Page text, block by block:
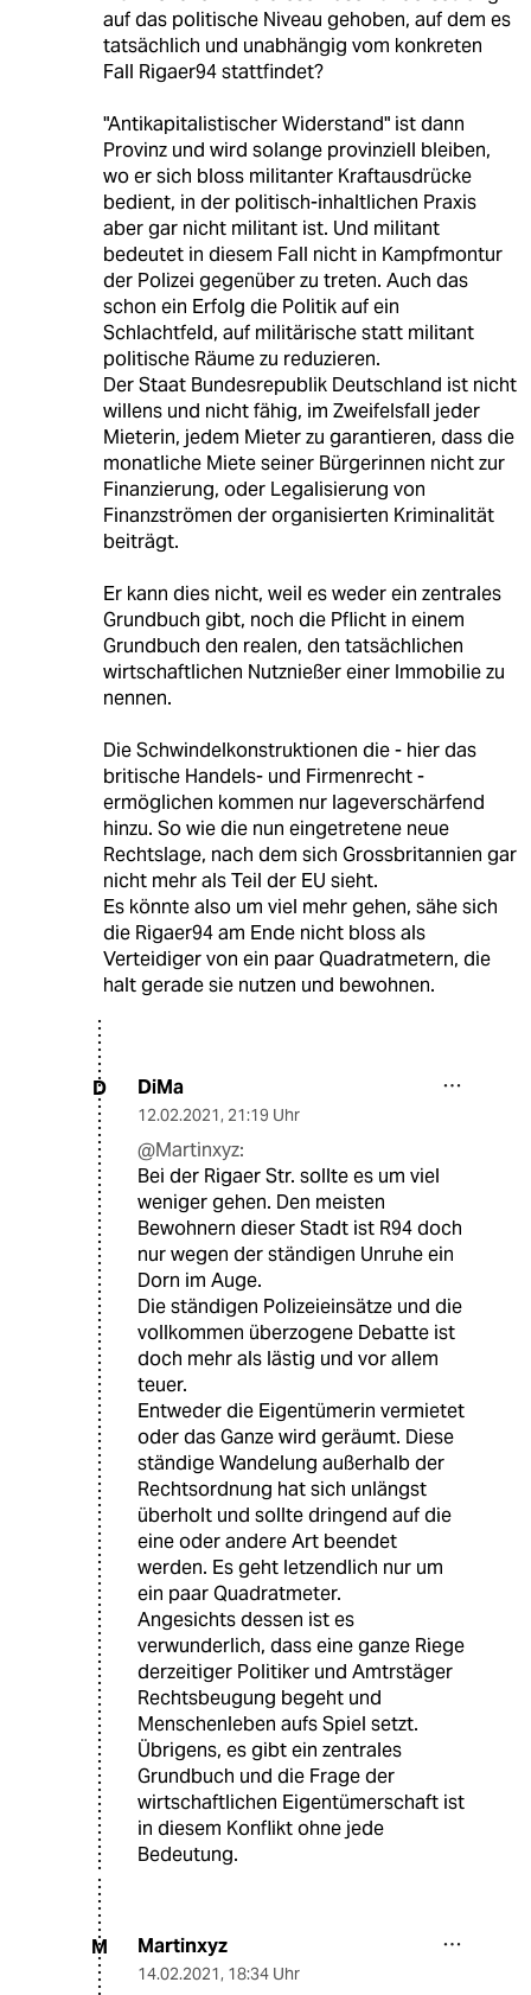
auf das politische Niveau gehoben, auf dem es
tatsächlich und unabhängig vom konkreten
Fall Rigaer94 stattfindet?
"Antikapitalistischer Widerstand" ist dann
Provinz und wird solange provinziell bleiben,
wo er sich bloss militanter Kraftausdrücke
bedient, in der politisch-inhaltlichen Praxis
aber gar nicht militant ist. Und militant
bedeutet in diesem Fall nicht in Kampfmontur
der Polizei gegenüber zu treten. Auch das
schon ein Erfolg die Politik auf ein
Schlachtfeld, auf militärische statt militant
politische Räume zu reduzieren.
Der Staat Bundesrepublik Deutschland ist nicht
willens und nicht fähig, im Zweifelsfall jeder
Mieterin, jedem Mieter zu garantieren, dass die
monatliche Miete seiner Bürgerinnen nicht zur
Finanzierung, oder Legalisierung von
Finanzströmen der organisierten Kriminalität
beiträgt.
Er kann dies nicht, weil es weder ein zentrales
Grundbuch gibt, noch die Pflicht in einem
Grundbuch den realen, den tatsächlichen
wirtschaftlichen Nutznießer einer Immobilie zu
nennen.
Die Schwindelkonstruktionen die - hier das
britische Handels- und Firmenrecht -
ermöglichen kommen nur lageverschärfend
hinzu. So wie die nun eingetretene neue
Rechtslage, nach dem sich Grossbritannien gar
nicht mehr als Teil der EU sieht.
Es könnte also um viel mehr gehen, sähe sich
die Rigaer94 am Ende nicht bloss als
Verteidiger von ein paar Quadratmetern, die
halt gerade sie nutzen und bewohnen.
D DiMa
12.02.2021, 21:19 Uhr
@Martinxyz:
Bei der Rigaer Str. sollte es um viel
weniger gehen. Den meisten
Bewohnern dieser Stadt ist R94 doch
nur wegen der ständigen Unruhe ein
Dorn im Auge.
Die ständigen Polizeieinsätze und die
vollkommen überzogene Debatte ist
doch mehr als lästig und vor allem
teuer.
Entweder die Eigentümerin vermietet
oder das Ganze wird geräumt. Diese
ständige Wandelung außerhalb der
Rechtsordnung hat sich unlängst
überholt und sollte dringend auf die
eine oder andere Art beendet
werden. Es geht letzendlich nur um
ein paar Quadratmeter.
Angesichts dessen ist es
verwunderlich, dass eine ganze Riege
derzeitiger Politiker und Amtrstäger
Rechtsbeugung begeht und
Menschenleben aufs Spiel setzt.
Übrigens, es gibt ein zentrales
Grundbuch und die Frage der
wirtschaftlichen Eigentümerschaft ist
in diesem Konflikt ohne jede
Bedeutung.
M Martinxyz
14.02.2021, 18:34 Uhr